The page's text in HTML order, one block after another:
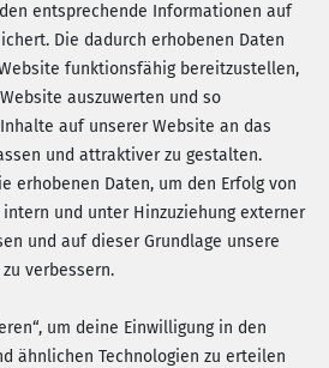
Play
Video
Yoga
entsprechende Informationen auf
Die dadurch erhobenen Daten
funktionsfähig bereitzustellen,
auszuwerten und so
auf unserer Website an das
und attraktiver zu gestalten.
erhobenen Daten, um den Erfolg von
und unter Hinzuziehung externer
und auf dieser Grundlage unsere
verbessern.
um deine Einwilligung in den
ähnlichen Technologien zu erteilen